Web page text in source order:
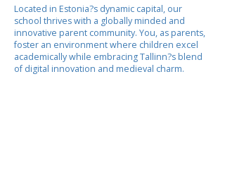
Located in Estonia?s dynamic capital, our
school thrives with a globally minded and
innovative parent community. You, as parents,
foster an environment where children excel
academically while embracing Tallinn?s blend
of digital innovation and medieval charm.